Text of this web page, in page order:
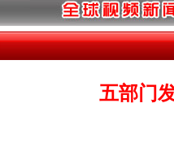
五部门